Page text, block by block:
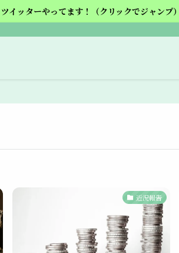
ツイッターやってます！（クリックでジャンプ）
近況報告